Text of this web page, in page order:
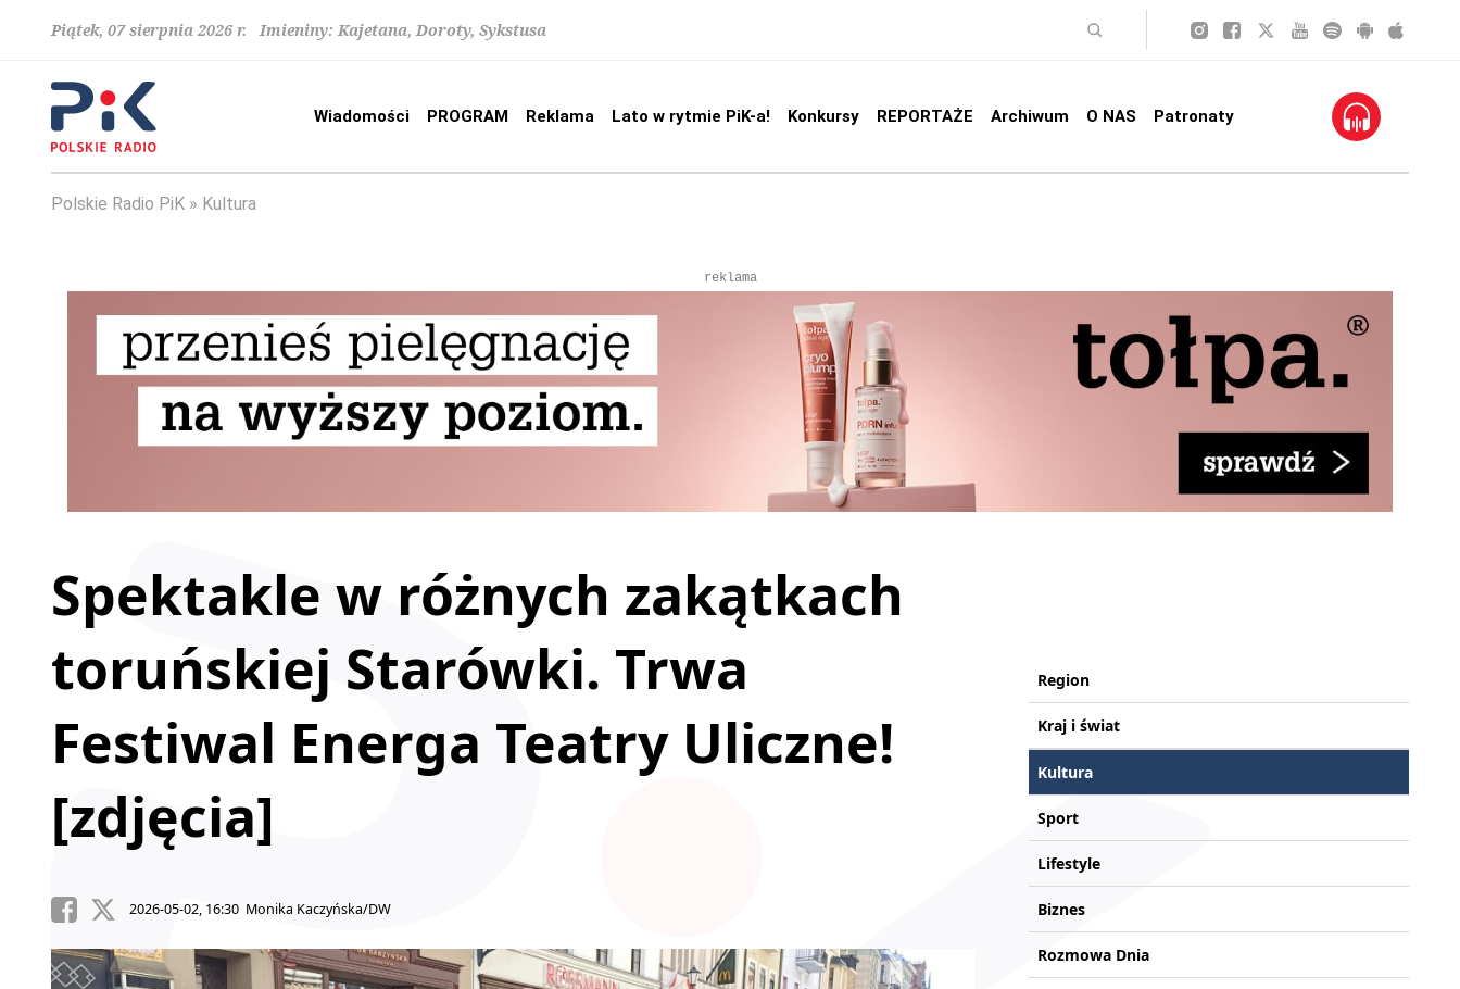
Piątek, 07 sierpnia 2026 r. Imieniny: Kajetana, Doroty, Sykstusa
Wiadomości PROGRAM Reklama Lato w rytmie PiK-a! Konkursy REPORTAŻE Archiwum O NAS Patronaty
Polskie Radio PiK Kultura
reklama
Spektakle w różnych zakątkach
toruńskiej Starówki. Trwa
Festiwal Energa Teatry Uliczne!
[zdjęcia]
2026-05-02, 16:30 Monika Kaczyńska/DW
Region
Kraj i świat
Kultura
Sport
Lifestyle
Biznes
Rozmowa Dnia